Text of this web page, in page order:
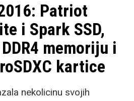
Patriot
i Spark SSD,
memoriju i
kartice
nekolicinu svojih